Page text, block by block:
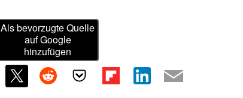
Als bevorzugte Quelle
auf Google
hinzufügen